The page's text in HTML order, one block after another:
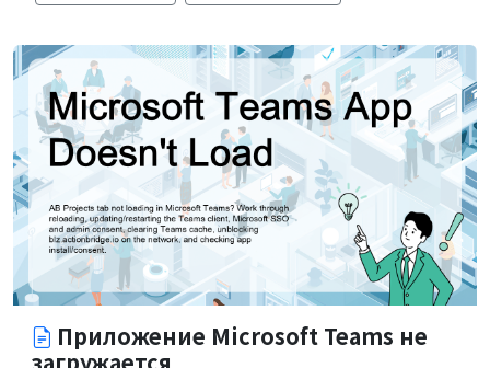
Приложение Microsoft Teams не